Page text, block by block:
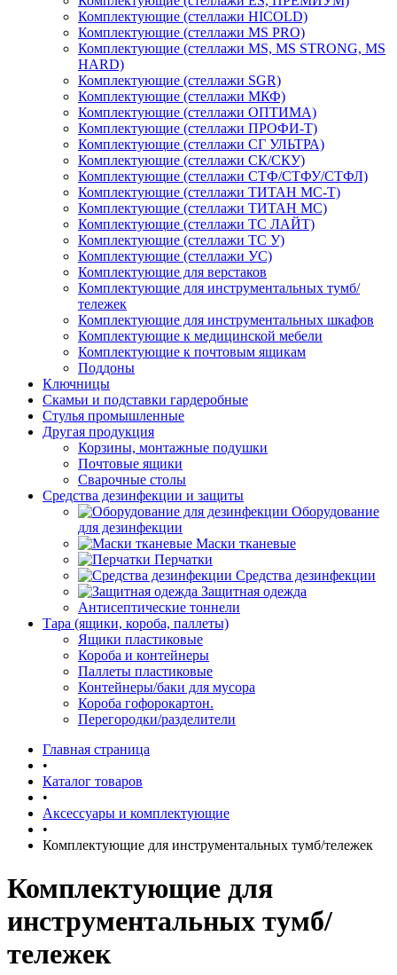
Комплектующие (стеллажи HICOLD)
Комплектующие (стеллажи MS PRO)
Комплектующие (стеллажи MS, MS STRONG, MS
HARD)
Комплектующие (стеллажи SGR)
Комплектующие (стеллажи МКФ)
Комплектующие (стеллажи ОПТИМА)
Комплектующие (стеллажи ПРОФИ-Т)
Комплектующие (стеллажи СГ УЛЬТРА)
Комплектующие (стеллажи СК/СКУ)
Комплектующие (стеллажи СТФ/СТФУ/СТФЛ)
Комплектующие (стеллажи ТИТАН МС-Т)
Комплектующие (стеллажи ТИТАН МС)
Комплектующие (стеллажи ТС ЛАЙТ)
Комплектующие (стеллажи ТС У)
Комплектующие (стеллажи УС)
Комплектующие для верстаков
Комплектующие для инструментальных тумб/
тележек
Комплектующие для инструментальных шкафов
Комплектующие к медицинской мебели
Комплектующие к почтовым ящикам
Поддоны
Ключницы
Скамьи и подставки гардеробные
Стулья промышленные
Другая продукция
Корзины, монтажные подушки
Почтовые ящики
Сварочные столы
Средства дезинфекции и защиты
Оборудование
для дезинфекции
Маски тканевые
Перчатки
Средства дезинфекции
Защитная одежда
Антисептические тоннели
Тара (ящики, короба, паллеты)
Ящики пластиковые
Короба и контейнеры
Паллеты пластиковые
Контейнеры/баки для мусора
Короба гофорокартон.
Перегородки/разделители
Главная страница
•
Каталог товаров
•
Аксессуары и комплектующие
•
Комплектующие для инструментальных тумб/тележек
Комплектующие для
инструментальных тумб/
тележек